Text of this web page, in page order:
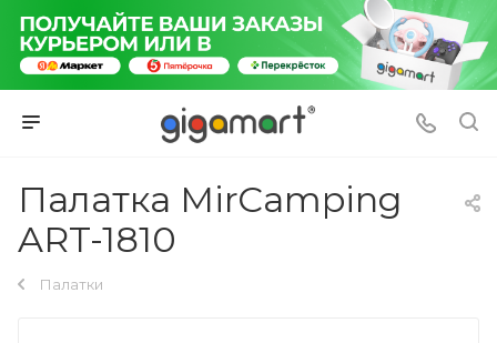
Палатка MirCamping
ART-1810
Палатки